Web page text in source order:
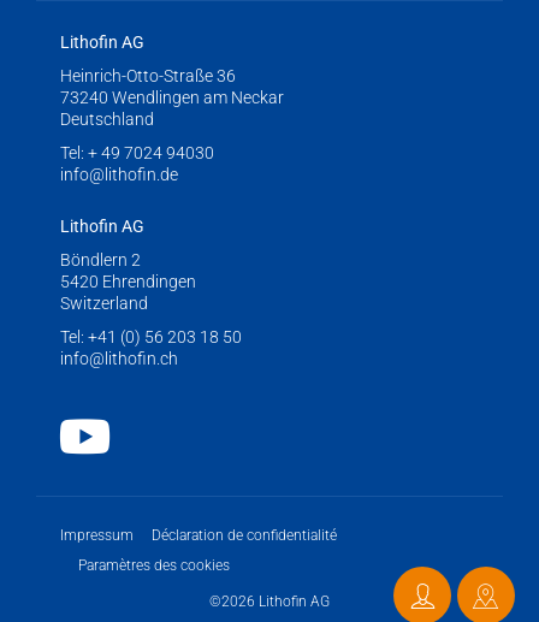
Contacter
Lithofin AG
Heinrich-Otto-Straße 36
73240 Wendlingen am Neckar
Deutschland
Tel: + 49 7024 94030
info@lithofin.de
Lithofin AG
Böndlern 2
5420 Ehrendingen
Switzerland
Tel: +41 (0) 56 203 18 50
info@lithofin.ch
Youtube
Impressum
Déclaration de confidentialité
Paramètres des cookies
©2026 Lithofin AG